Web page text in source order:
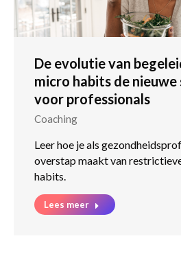
De evolutie van
micro habits de
voor professionals
Coaching
Leer hoe je als
overstap maakt van
habits.
Lees meer